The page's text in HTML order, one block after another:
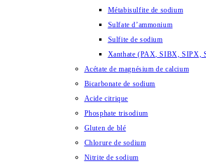
Métabisulfite de sodium
Sulfate d’ammonium
Sulfite de sodium
Xanthate (PAX, SIBX, SIPX,
Acétate de magnésium de calcium
Bicarbonate de sodium
Acide citrique
Phosphate trisodium
Gluten de blé
Chlorure de sodium
Nitrite de sodium